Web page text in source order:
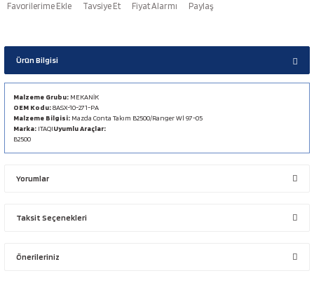
Tavsiye Et Fiyat Alarmı Paylaş
Ürün Bilgisi
Malzeme Grubu: MEKANİK
OEM Kodu:8ASX-10-271-PA
Malzeme Bilgisi: Mazda Conta Takım B2500/Ranger Wl 97-05
Marka: ITAQIUyumlu Araçlar:
B2500
Yorumlar
Taksit Seçenekleri
Önerileriniz